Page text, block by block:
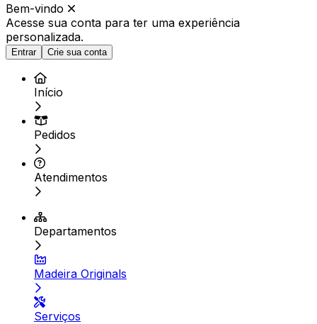
Bem-vindo
Acesse sua conta para ter uma experiência
personalizada.
Entrar Crie sua conta
Início
Pedidos
Atendimentos
Departamentos
Madeira Originals
Serviços